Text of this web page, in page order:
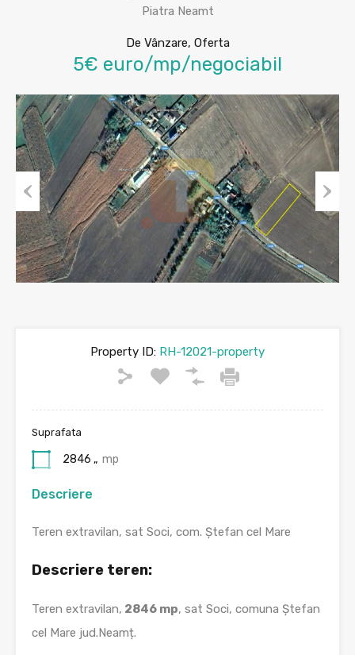
Piatra Neamt
De Vânzare, Oferta
5€ euro/mp/negociabil
Previous Next
Property ID: RH-12021-property
Suprafata
2846 „ mp
Descriere
Teren extravilan, sat Soci, com. Ștefan cel Mare
Descriere teren:
Teren extravilan, 2846 mp, sat Soci, comuna Ștefan
cel Mare jud.Neamț.